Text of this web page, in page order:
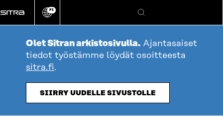
suoraan
sisältöön
Vaihda
kieli
FI
Hae
Olet Sitran arkistosivulla. Ajantasaiset
tiedot työstämme löydät osoitteesta
sitra.fi.
SIIRRY UUDELLE SIVUSTOLLE